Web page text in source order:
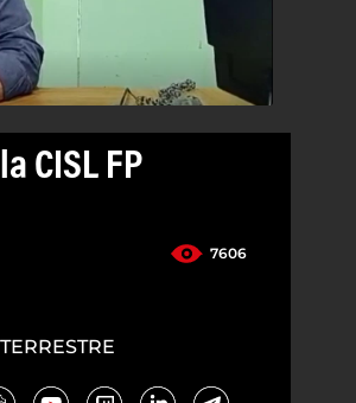
CISL FP
7606